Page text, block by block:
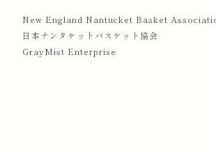
New England Nantucket Basket
日本ナンタケットバスケット協会
GrayMist Enterprise